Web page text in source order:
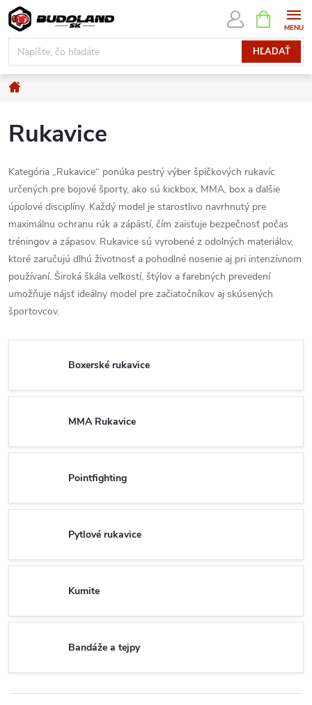
Prejsť
na
obsah
HĽADAŤ
KOŠÍK
Domov
Rukavice
Kategória „Rukavice“ ponúka pestrý výber špičkových rukavíc
určených pre bojové športy, ako sú kickbox, MMA, box a ďalšie
úpolové disciplíny. Každý model je starostlivo navrhnutý pre
maximálnu ochranu rúk a zápästí, čím zaisťuje bezpečnosť počas
tréningov a zápasov. Rukavice sú vyrobené z odolných materiálov,
ktoré zaručujú dlhú životnosť a pohodlné nosenie aj pri intenzívnom
používaní. Široká škála veľkostí, štýlov a farebných prevedení
umožňuje nájsť ideálny model pre začiatočníkov aj skúsených
športovcov.
Boxerské rukavice
MMA Rukavice
Pointfighting
Pytlové rukavice
Kumite
Bandáže a tejpy